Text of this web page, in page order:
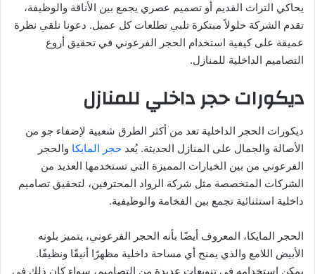
يحاكي التراث القديم أو تصميم عصري يجمع بين الأناقة والوظيفة،
تقدم الشركة حلولاً مبتكرة تلبي تطلعات كل عميل. دعونا نلقي نظرة
عميقة على كيفية استخدام الحجر الفرعوني في تحقيق أروع
التصاميم الداخلية للمنازل.
ديكورات حجر داخلي للمنازل
ديكورات الحجر الداخلية تعد من أكثر الطرق شعبية لإضفاء جو من
الأصالة والجمال على المنازل الحديثة. يُعد حجر المايكا والحجر
الفرعوني من بين الخيارات المميزة التي تستخدمها العديد من
الشركات المتخصصة مثل شركة الرواد المحترفين، لتحقيق تصاميم
داخلية استثنائية تجمع بين الفخامة والوظيفية.
الحجر المايكا، المعروف أيضًا بأنه الحجر الفرعوني، يتميز بلونه
الأبيض اللامع والذي يمنح أي مساحة داخلية مظهرًا أنيقًا ونظيفًا.
يمكن استخدامه في تنويعات عديدة من التصاميم، سواء كان ذلك في